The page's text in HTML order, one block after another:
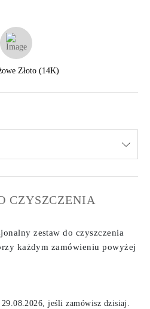
Złoto (14K)
CZYSZCZENIA
zestaw do czyszczenia
każdym zamówieniupowyżej
29.08.2026, jeśli zamówisz dzisiaj .